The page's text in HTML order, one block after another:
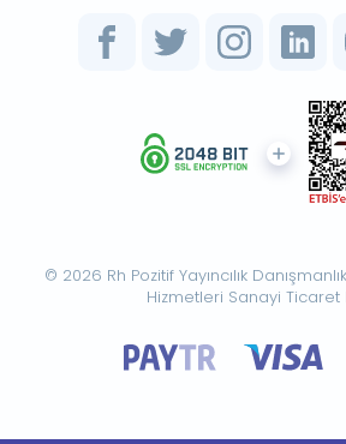
© 2026 Rh Pozitif Yayıncılık
Hizmetleri Sanayi Ticaret